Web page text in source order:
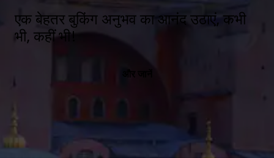
एक बेहतर बुकिंग अनुभव का आनंद उठाएं, कभी
भी, कहीं भी!